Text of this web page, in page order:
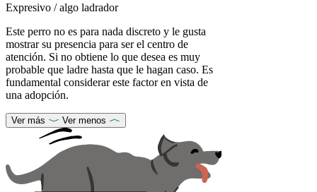
Expresivo / algo ladrador
Este perro no es para nada discreto y le gusta
mostrar su presencia para ser el centro de
atención. Si no obtiene lo que desea es muy
probable que ladre hasta que le hagan caso. Es
fundamental considerar este factor en vista de
una adopción.
Ver más Ver menos